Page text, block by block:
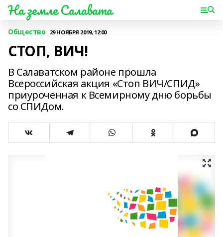
На земле Салавата
Общество 29 НОЯБРЯ 2019, 12:00
СТОП, ВИЧ!
В Салаватском районе прошла
Всероссийская акция «Стоп ВИЧ/СПИД»
приуроченная к Всемирному дню борьбы
со СПИДом.